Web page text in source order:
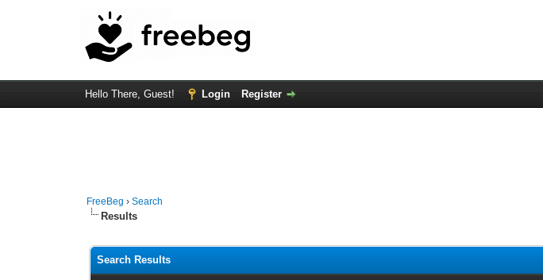
Hello There, Guest! Login Register
FreeBeg ›Search
Results
Search Results